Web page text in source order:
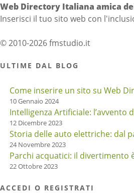
Web Directory Italiana amica
Inserisci il tuo sito web con
© 2010-2026 fmstudio.it
ULTIME DAL BLOG
Come inserire un sito su Web
10 Gennaio 2024
Intelligenza Artificiale: l’avvento
12 Dicembre 2023
Storia delle auto elettriche: dal
24 Novembre 2023
Parchi acquatici: il divertimento
22 Ottobre 2023
ACCEDI O REGISTRATI